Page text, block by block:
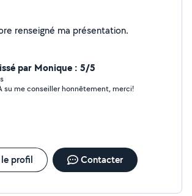
Je n'ai pas encore renseigné ma présentation.
par Monique : 5/5
su me conseiller honnêtement, merci!
profil Contacter